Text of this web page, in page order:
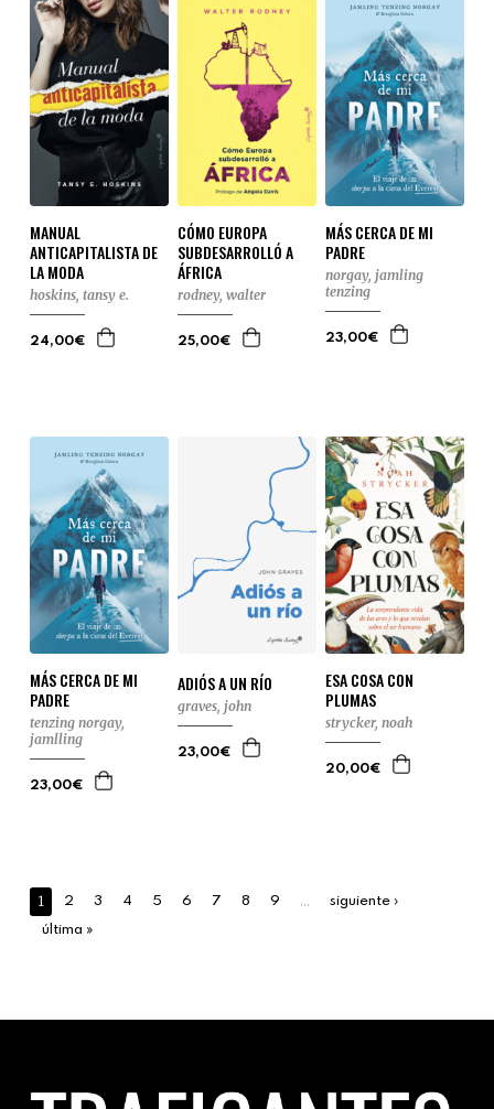
MANUAL
ANTICAPITALISTA DE
LA MODA
hoskins, tansy e.
24,00€
CÓMO EUROPA
SUBDESARROLLÓ A
ÁFRICA
rodney, walter
25,00€
MÁS CERCA DE MI
PADRE
norgay, jamling
tenzing
23,00€
MÁS CERCA DE MI
PADRE
tenzing norgay,
jamlling
23,00€
ADIÓS A UN RÍO
graves, john
23,00€
ESA COSA CON
PLUMAS
strycker, noah
20,00€
1 2 3 4 5 6 7 8 9 …
siguiente ›
última »